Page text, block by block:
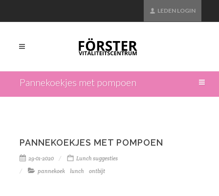
LEDEN LOGIN
Pannekoekjes met pompoen
PANNEKOEKJES MET POMPOEN
29-01-2020
Lunch suggesties
pannekoek
lunch ontbijt